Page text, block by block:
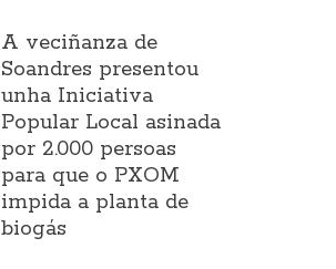
A veciñanza de
Soandres presentou
unha Iniciativa
Popular Local asinada
por 2.000 persoas
para que o PXOM
impida a planta de
biogás